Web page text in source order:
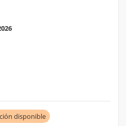
disponible